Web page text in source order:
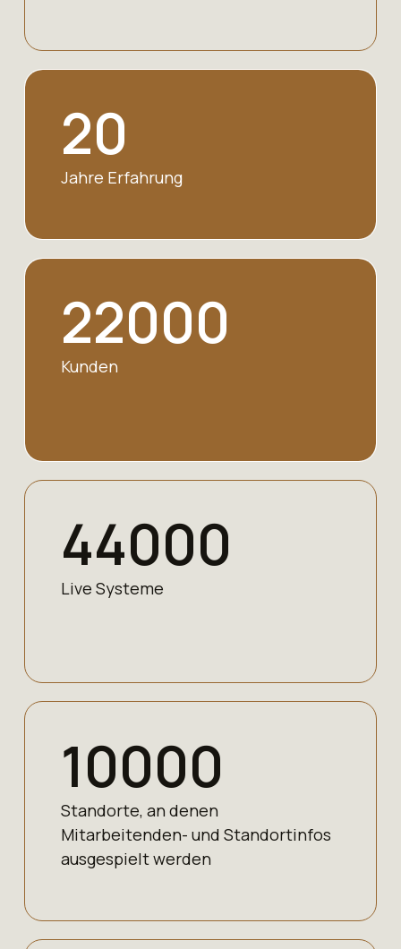
20
Jahre Erfahrung
22000
Kunden
44000
Live Systeme
10000
Standorte, an denen
Mitarbeitenden- und Standortinfos
ausgespielt werden